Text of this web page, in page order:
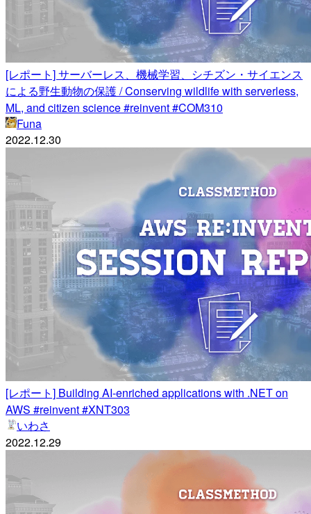
[レポート] サーバーレス、機械学習、シチズン・サイエンス
による野生動物の保護 / Conserving wildlife with serverless,
ML, and citizen science #reinvent #COM310
Funa
2022.12.30
[レポート] Building AI-enriched applications with .NET on
AWS #reinvent #XNT303
いわさ
2022.12.29